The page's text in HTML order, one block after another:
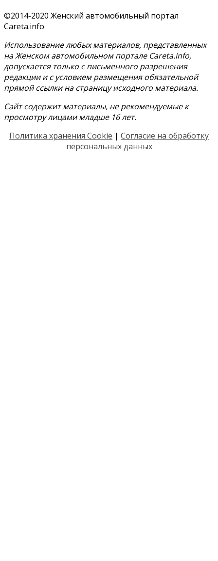
©2014-2020 Женский автомобильный портал
Careta.info
Использование любых материалов, представленных
на Женском автомобильном портале Careta.info,
допускается только с письменного разрешения
редакции и с условием размещения обязательной
прямой ссылки на страницу исходного материала.
Сайт содержит материалы, не рекомендуемые к
просмотру лицами младше 16 лет.
Политика хранения Cookie | Согласие на обработку
персональных данных